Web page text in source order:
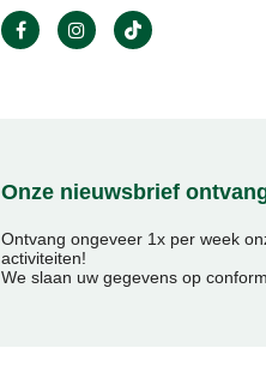
Onze nieuwsbrief
Ontvang ongeveer 1x per week
activiteiten!
We slaan uw gegevens op